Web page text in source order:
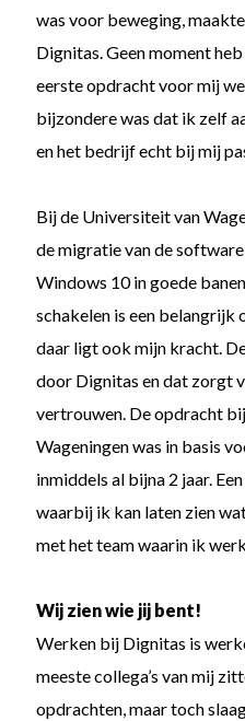
was voor beweging,
Dignitas. Geen moment
eerste opdracht voor mij
bijzondere was dat ik zelf
en het bedrijf echt bij mij
Bij de Universiteit van
de migratie van de
Windows 10 in goede
schakelen is een belangrijk
daar ligt ook mijn kracht.
door Dignitas en dat zorgt
vertrouwen. De opdracht
Wageningen was in basis
inmiddels al bijna 2 jaar.
waarbij ik kan laten zien
met het team waarin ik
Wij zien wie jij bent!
Werken bij Dignitas is
meeste collega’s van mij
opdrachten, maar toch